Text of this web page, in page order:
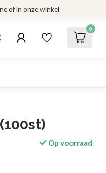
of in onze winkel
0
Op voorraad